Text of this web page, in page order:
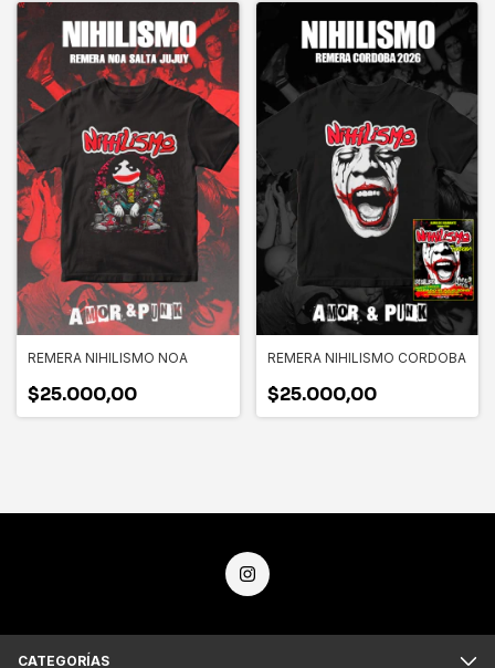
REMERA NIHILISMO NOA
$25.000,00
REMERA NIHILISMO CORDOBA
$25.000,00
CATEGORÍAS